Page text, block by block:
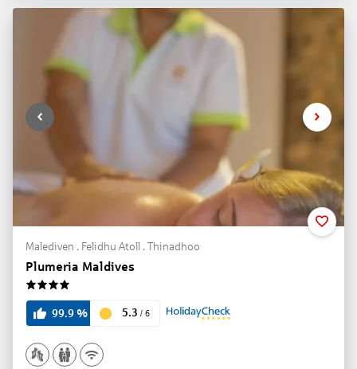
Malediven . Felidhu Atoll . Thinadhoo
Plumeria Maldives
4
99.9% 5.3 / 6